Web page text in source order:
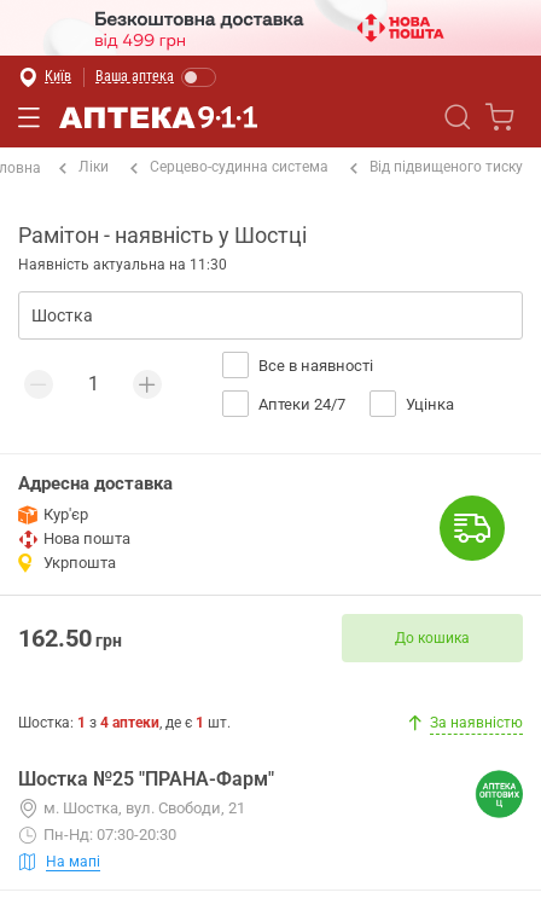
Київ Ваша аптека
Ліки Серцево-судинна система Від підвищеного тиску
Рамітон - наявність у Шостці
Наявність актуальна на 11:30
Все в наявності
Аптеки 24/7 Уцінка
Адресна доставка
Кур'єр
Нова пошта
Укрпошта
162.50грн До кошика
Шостка: 1 з 4 аптеки, де є 1 шт. За наявністю
Шостка №25 "ПРАНА-Фарм"
м. Шостка, вул. Свободи, 21
Пн-Нд: 07:30-20:30
На мапі